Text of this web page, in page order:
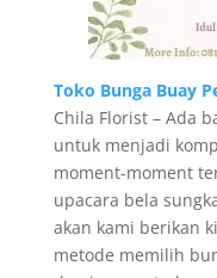
Toko Bunga Buay
Chila Florist – Ada
untuk menjadi
moment-moment
upacara bela
akan kami berikan
metode memilih